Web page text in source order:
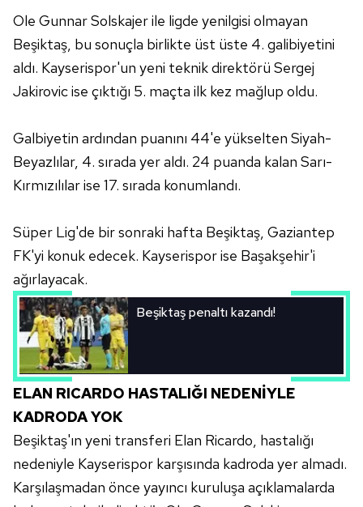
Ole Gunnar Solskajer ile ligde yenilgisi olmayan
Beşiktaş, bu sonuçla birlikte üst üste 4. galibiyetini
aldı. Kayserispor'un yeni teknik direktörü Sergej
Jakirovic ise çıktığı 5. maçta ilk kez mağlup oldu.
Galbiyetin ardından puanını 44'e yükselten Siyah-
Beyazlılar, 4. sırada yer aldı. 24 puanda kalan Sarı-
Kırmızılılar ise 17. sırada konumlandı.
Süper Lig'de bir sonraki hafta Beşiktaş, Gaziantep
FK'yi konuk edecek. Kayserispor ise Başakşehir'i
ağırlayacak.
Beşiktaş penaltı kazandı!
ELAN RICARDO HASTALIĞI NEDENİYLE
KADRODA YOK
Beşiktaş'ın yeni transferi Elan Ricardo, hastalığı
nedeniyle Kayserispor karşısında kadroda yer almadı.
Karşılaşmadan önce yayıncı kuruluşa açıklamalarda